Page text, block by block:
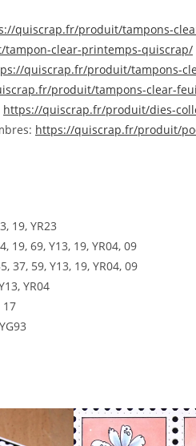
quiscrap.fr/produit/tampons-
clear-printemps-quiscrap/
quiscrap.fr/produit/tampons-
produit/tampons-clear-
https://quiscrap.fr/produit/dies-
https://quiscrap.fr/produit/
19, YR23
19, 69, Y13, 19, YR04, 09
37, 59, Y13, 19, YR04, 09
YR04
17